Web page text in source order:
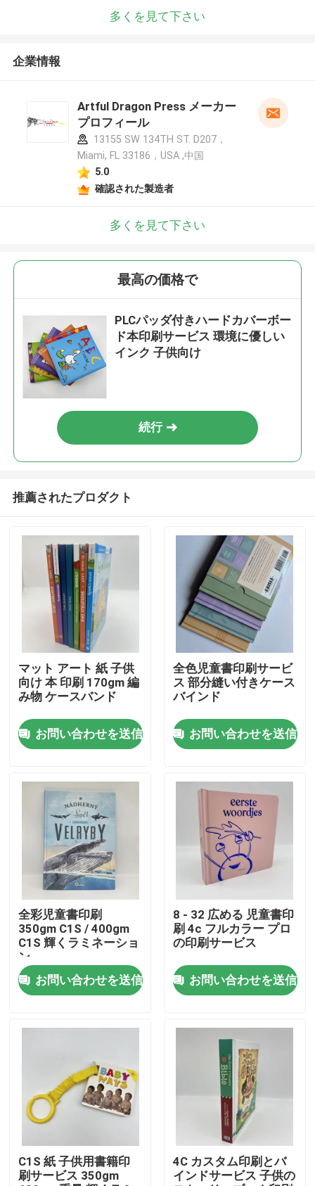
プロダクト
ビデオ
私達について
資源
引用を要求しなさい
タロット カード 印刷
多くを見て下さい
企業情報
Artful Dragon Press メーカー
プロフィール
13155 SW 134TH ST. D207，
Miami, FL 33186，USA ,中国
5.0
確認された製造者
多くを見て下さい
最高の価格で
PLCパッダ付きハードカバーボー
ド本印刷サービス 環境に優しい
インク 子供向け
続行
推薦されたプロダクト
マット アート 紙 子供
向け 本 印刷 170gm 編
み物 ケースバンド
お問い合わせを送信
全色児童書印刷サービ
ス 部分縫い付きケース
バインド
お問い合わせを送信
全彩児童書印刷
350gm C1S / 400gm
C1S 輝くラミネーショ
ン
お問い合わせを送信
8 - 32 広める 児童書印
刷 4c フルカラー プロ
の印刷サービス
お問い合わせを送信
C1S 紙 子供用書籍印
刷サービス 350gm
4C カスタム印刷とバ
インドサービス 子供の